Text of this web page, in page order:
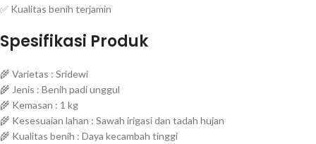
✅ Kualitas benih terjamin
Spesifikasi Produk
🌾 Varietas : Sridewi
🌾 Jenis : Benih padi unggul
🌾 Kemasan : 1 kg
🌾 Kesesuaian lahan : Sawah irigasi dan tadah hujan
🌾 Kualitas benih : Daya kecambah tinggi